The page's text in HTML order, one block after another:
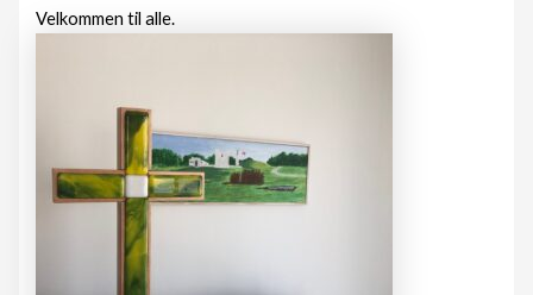
Velkommen til alle.